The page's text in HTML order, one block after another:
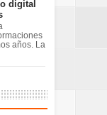
digital
años. La